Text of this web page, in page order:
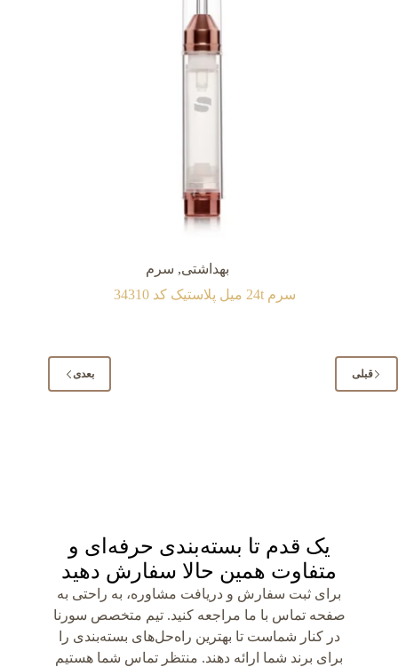
بهداشتی, سرم
سرم 24t میل پلاستیک کد 34310
قبلی بعدی
یک قدم تا بسته‌بندی حرفه‌ای و
متفاوت همین حالا سفارش دهید
برای ثبت سفارش و دریافت مشاوره، به راحتی به
صفحه تماس با ما مراجعه کنید. تیم متخصص سورنا
در کنار شماست تا بهترین راه‌حل‌های بسته‌بندی را
برای برند شما ارائه دهند. منتظر تماس شما هستیم